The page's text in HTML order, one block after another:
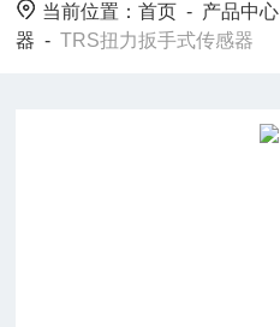
当前位置：首页 - 产品中心
器 -TRS扭力扳手式传感器